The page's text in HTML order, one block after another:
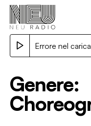
Errore nel
Genere: